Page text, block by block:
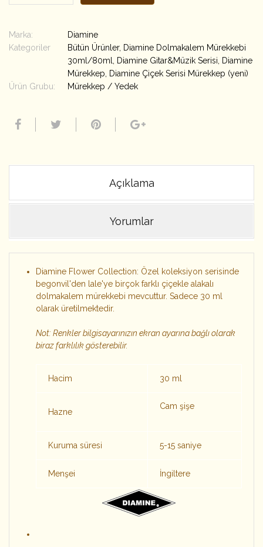
Marka:
Diamine
Kategoriler
Bütün Ürünler, Diamine Dolmakalem Mürekkebi
30ml/80ml
Diamine Gitar&Müzik Serisi
Diamine
Mürekkep
Diamine Çiçek Serisi Mürekkep (yeni)
Ürün Grubu:
Mürekkep / Yedek
Açıklama
Yorumlar
Diamine Flower Collection: Özel koleksiyon serisinde
begonvil'den lale'ye birçok farklı çiçekle alakalı
dolmakalem mürekkebi mevcuttur. Sadece 30 ml
olarak üretilmektedir.
Not: Renkler bilgisayarınızın ekran ayarına bağlı olarak
biraz farklılık gösterebilir.
Hacim 30 ml
Hazne
Cam şişe
Kuruma süresi 5-15 saniye
Menşei İngiltere